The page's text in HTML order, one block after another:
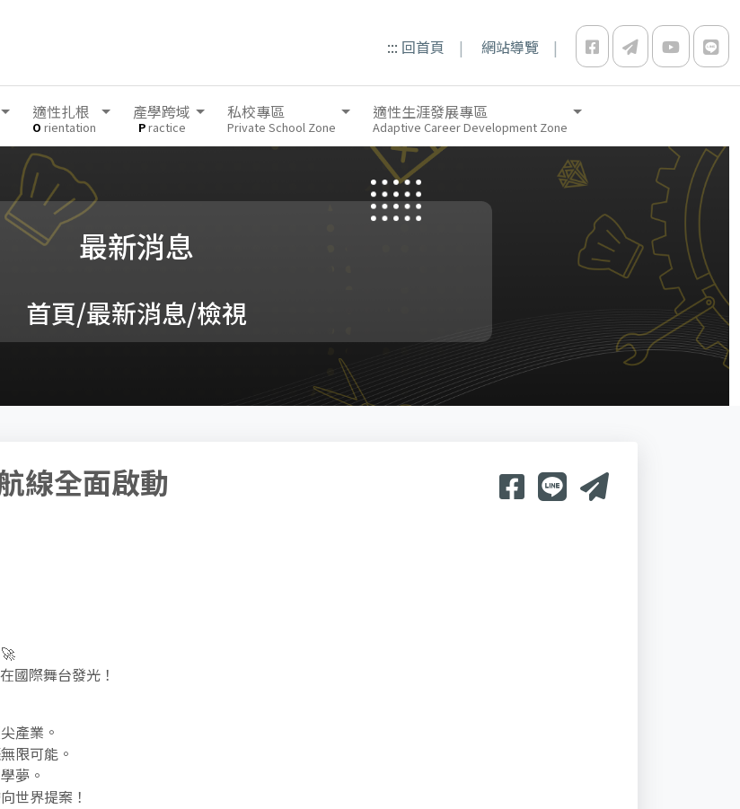
::: 回首頁 網站導覽
適性扎根
O rientation
產學跨域
Practice
私校專區
Private School Zone
適性生涯發展專區
Adaptive Career Development Zone
最新消息
首頁/最新消息/檢視
線全面啟動
國際舞台發光！
產業。
限可能。
夢。
世界提案！